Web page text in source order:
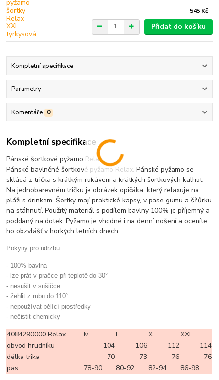
545 Kč
Přidat do košíku
Kompletní specifikace
Parametry
Komentáře 0
Kompletní specifikace
Pánské šortkové pyžamo Relax.
Pánské bavlněné šortkové pyžamo Relax. Pánské pyžamo se
skládá z trička s krátkým rukávem a krátkých šortkových kalhot.
Na jednobarevném tričku je obrázek opičáka, který relaxuje na
pláži s drinkem. Šortky mají praktické kapsy, v pase gumu a šňůrku
na stáhnutí. Použitý materiál s podílem bavlny 100% je příjemný a
poddaný na dotek. Pyžamo je vhodné i na denní nošení a oceníte
ho obzvlášť v horkých letních dnech.
Pokyny pro údržbu:
- 100% bavlna
- lze prát v pračce při teplotě do 30°
- nesušit v sušičce
- žehlit z rubu do 110°
- nepoužívat bělící prostředky
- nečistit chemicky
4084290000 Relax M L XL
XXL
obvod hrudníku
104 106 112
114
délka trika
70 73 76
76
pas
78-90 80-92 82-94 86-98